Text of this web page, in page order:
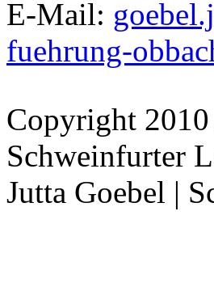
E-Mail:
fuehrung-
Copyright
Schweinfurter
Jutta Goebel |